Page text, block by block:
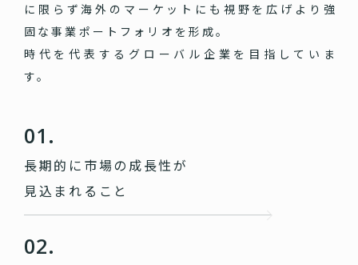
に限らず海外のマーケットにも視野を広げより強
固な事業ポートフォリオを形成。
時代を代表するグローバル企業を目指していま
す。
01.
長期的に市場の成長性が
見込まれること
02.